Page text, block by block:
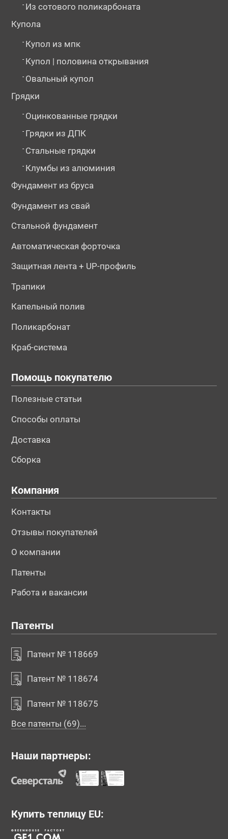
- Из сотового поликарбоната
Купола
- Купол из мпк
- Купол | половина открывания
- Овальный купол
Грядки
- Оцинкованные грядки
- Грядки из ДПК
- Стальные грядки
- Клумбы из алюминия
Фундамент из бруса
Фундамент из свай
Стальной фундамент
Автоматическая форточка
Защитная лента + UP-профиль
Трапики
Капельный полив
Поликарбонат
Краб-система
Помощь покупателю
Полезные статьи
Способы оплаты
Доставка
Сборка
Компания
Контакты
Отзывы покупателей
О компании
Патенты
Работа и вакансии
Патенты
Патент № 118669
Патент № 118674
Патент № 118675
Все патенты (69)...
Наши партнеры:
Купить теплицу EU: